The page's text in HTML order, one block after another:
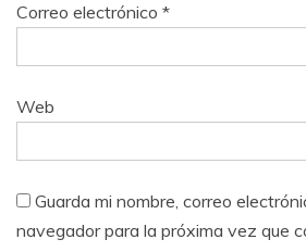
Correo electrónico *
Web
Guarda mi nombre, correo
navegador para la próxima vez que